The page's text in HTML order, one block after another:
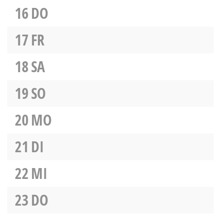
16DO
17FR
18SA
19SO
20MO
21 DI
22MI
23DO